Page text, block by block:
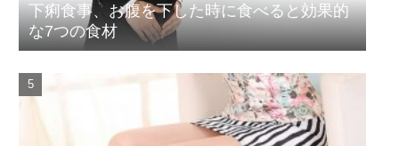
下痢食事、お腹を下した時に食べると効果的
な7つの食材